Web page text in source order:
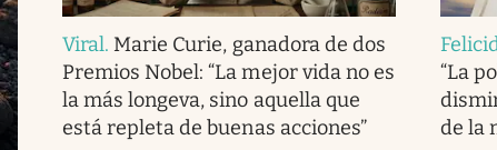
Viral. Marie Curie, ganadora de dos
Premios Nobel: “La mejor vida no es
la más longeva, sino aquella que
está repleta de buenas acciones”
“La
de la